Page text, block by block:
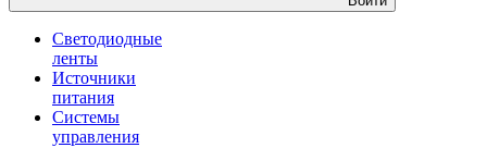
Светодиодные
ленты
Источники
питания
Системы
управления